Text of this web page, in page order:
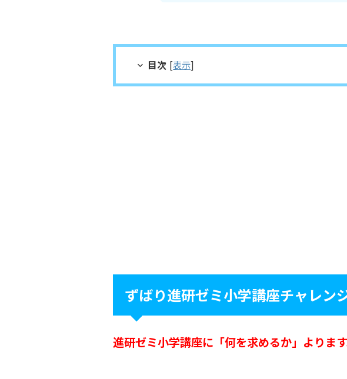
目次 [表示]
ずばり進研ゼミ小学講座チャレン
進研ゼミ小学講座に「何を求めるか」よります